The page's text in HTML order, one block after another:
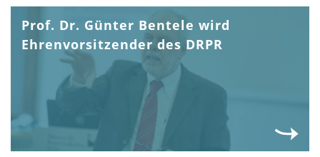
Prof. Dr. Günter Bentele wird
Ehrenvorsitzender des DRPR